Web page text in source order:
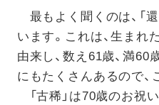
最もよく聞くのは、「
います。これは、生まれ
由来し、数え61歳、満
にもたくさんあるので、
「古稀」は70歳のお祝